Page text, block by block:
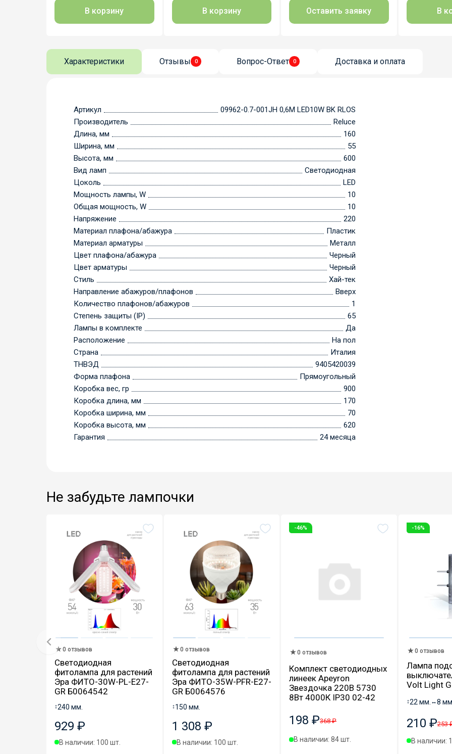
В корзину В корзину Оставить заявку В
Характеристики Отзывы 0 Вопрос-Ответ 0 Доставка и оплата
Артикул
09962-0.7-001JH 0,6M LED10W BK RLOS
Производитель
Reluce
Длина, мм
160
Ширина, мм
55
Высота, мм
600
Вид ламп
Светодиодная
Цоколь
LED
Мощность лампы, W
10
Общая мощность, W
10
Напряжение
220
Материал плафона/абажура
Пластик
Материал арматуры
Металл
Цвет плафона/абажура
Черный
Цвет арматуры
Черный
Стиль
Хай-тек
Направление абажуров/плафонов
Вверх
Количество плафонов/абажуров
1
Степень защиты (IP)
65
Лампы в комплекте
Да
Расположение
На пол
Страна
Италия
ТНВЭД
9405420039
Форма плафона
Прямоугольный
Коробка вес, гр
900
Коробка длина, мм
170
Коробка ширина, мм
70
Коробка высота, мм
620
Гарантия
24 месяца
Не забудьте лампочки
0 отзывов
Светодиодная
фитолампа для растений
Эра ФИТО-30W-PL-E27-
GR Б0064542
↕240 мм.
929 ₽
В наличии: 100 шт.
0 отзывов
Светодиодная
фитолампа для растений
Эра ФИТО-35W-PFR-E27-
GR Б0064576
↕150 мм.
1 308 ₽
В наличии: 100 шт.
-46%
0 отзывов
Комплект светодиодных
линеек Apeyron
Звездочка 220В 5730
8Вт 4000К IP30 02-42
198 ₽368 ₽
В наличии: 84 шт.
-16%
0 отзывов
Лампа
Volt Light
↕22 мм. ↔8
210 ₽253
В наличии: